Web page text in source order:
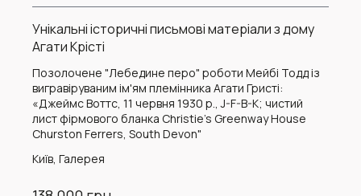
Унікальні історичні письмові матеріали з дому
Агати Крісті
Позолочене "Лебедине перо" роботи Мейбі Тодд із
вигравіруваним ім'ям племінника Агати Гристі:
«Джеймс Воттс, 11 червня 1930 р., J-F-B-K; чистий
лист фірмового бланка Christie's Greenway House
Churston Ferrers, South Devon"
Київ, Галерея